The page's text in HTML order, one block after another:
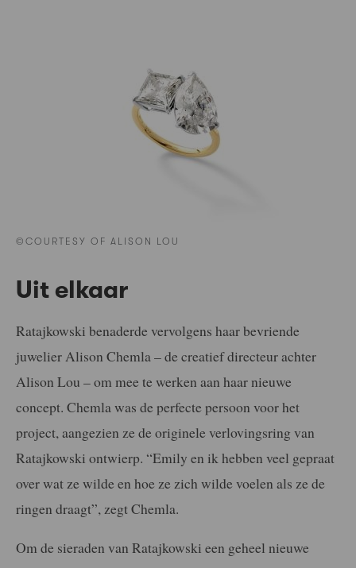
©COURTESY OF ALISON LOU
Uit elkaar
Ratajkowski benaderde vervolgens haar bevriende
juwelier Alison Chemla – de creatief directeur achter
Alison Lou – om mee te werken aan haar nieuwe
concept. Chemla was de perfecte persoon voor het
project, aangezien ze de originele verlovingsring van
Ratajkowski ontwierp. “Emily en ik hebben veel gepraat
over wat ze wilde en hoe ze zich wilde voelen als ze de
ringen draagt”, zegt Chemla.
Om de sieraden van Ratajkowski een geheel nieuwe